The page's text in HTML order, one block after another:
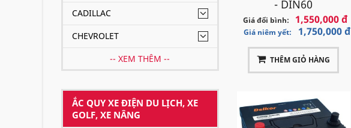
CADILLAC
CHEVROLET
-- XEM THÊM --
ẮC QUY XE ĐIỆN DU LỊCH, XE
GOLF, XE NÂNG
- DIN60
Giá đổi bình: 1,550,000 đ
Giá niêm yết: 1,750,000 đ
THÊM GIỎ HÀNG